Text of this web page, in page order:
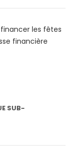
les fêtes
financière
SUB-